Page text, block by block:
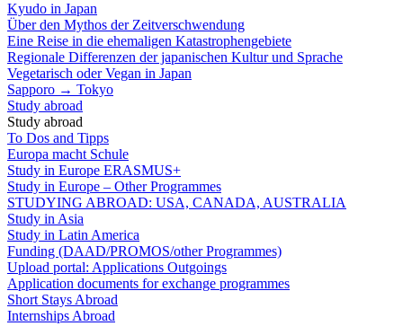
Kyudo in Japan
Über den Mythos der Zeitverschwendung
Eine Reise in die ehemaligen Katastrophengebiete
Regionale Differenzen der japanischen Kultur und Sprache
Vegetarisch oder Vegan in Japan
Sapporo → Tokyo
Study abroad
Study abroad
To Dos and Tipps
Europa macht Schule
Study in Europe ERASMUS+
Study in Europe – Other Programmes
STUDYING ABROAD: USA, CANADA, AUSTRALIA
Study in Asia
Study in Latin America
Funding (DAAD/PROMOS/other Programmes)
Upload portal: Applications Outgoings
Application documents for exchange programmes
Short Stays Abroad
Internships Abroad